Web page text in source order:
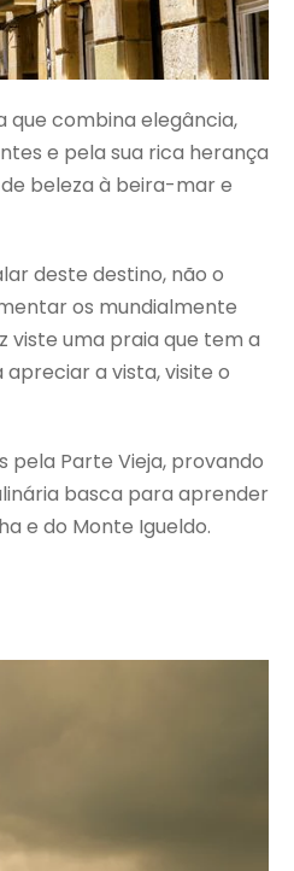
que combina elegância,
e pela sua rica herança
beleza à beira-mar e
deste destino, não o
os mundialmente
viste uma praia que tem a
a vista, visite o
pela Parte Vieja, provando
basca para aprender
e do Monte Igueldo.